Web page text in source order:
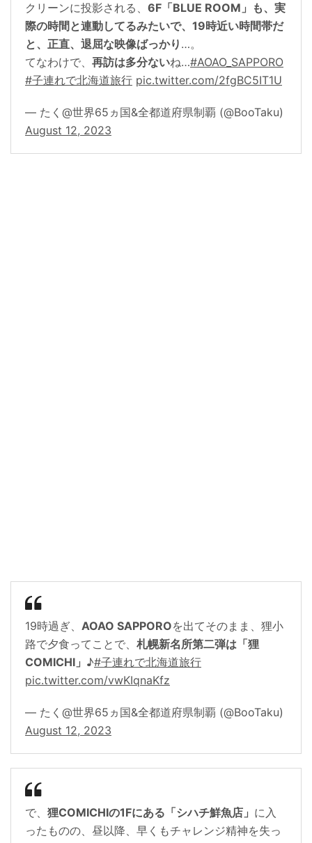
クリーンに投影される、 6F「BLUE ROOM」も、実
際の時間と連動してるみたいで、19時近い時間帯だ
と、正直、退屈な映像ばっかり …。
てなわけで、 再訪は多分ないね…#AOAO_SAPPORO
#子連れで北海道旅行 pic.twitter.com/2fgBC5IT1U
— たく@世界65ヵ国&全都道府県制覇 (@BooTaku)
August 12, 2023
19時過ぎ、 AOAO SAPPOROを出てそのまま、狸小
路で夕食ってことで、 札幌新名所第二弾は「狸
COMICHI」 ♪#子連れで北海道旅行
pic.twitter.com/vwKIqnaKfz
— たく@世界65ヵ国&全都道府県制覇 (@BooTaku)
August 12, 2023
で、 狸COMICHIの1Fにある「シハチ鮮魚店」 に入
ったものの、昼以降、早くもチャレンジ精神を失っ